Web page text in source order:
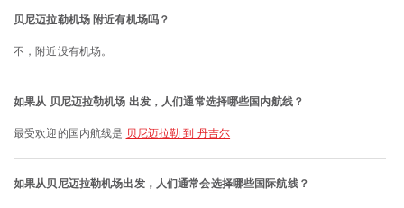
贝尼迈拉勒机场 附近有机场吗？
不，附近没有机场。
如果从 贝尼迈拉勒机场 出发，人们通常选择哪些国内航线？
最受欢迎的国内航线是 贝尼迈拉勒 到 丹吉尔
如果从贝尼迈拉勒机场出发，人们通常会选择哪些国际航线？